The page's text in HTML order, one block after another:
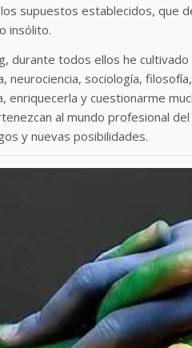
supuestos establecidos, que
insólito.
durante todos ellos he
sociología,
y cuestionarme
al mundo profesional
y nuevas posibilidades.